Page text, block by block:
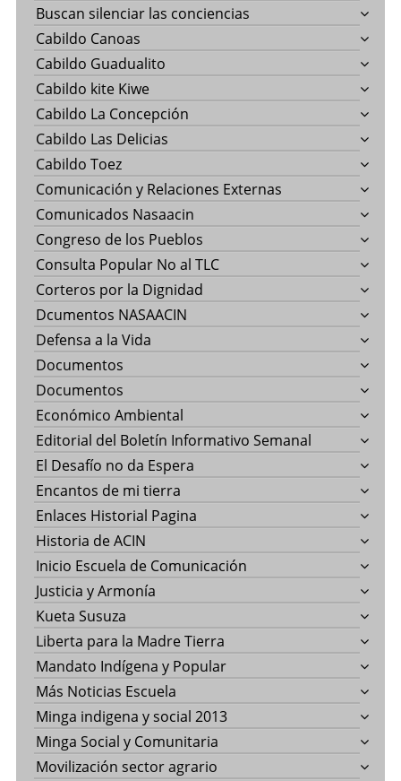
Buscan silenciar las conciencias
Cabildo Canoas
Cabildo Guadualito
Cabildo kite Kiwe
Cabildo La Concepción
Cabildo Las Delicias
Cabildo Toez
Comunicación y Relaciones Externas
Comunicados Nasaacin
Congreso de los Pueblos
Consulta Popular No al TLC
Corteros por la Dignidad
Dcumentos NASAACIN
Defensa a la Vida
Documentos
Documentos
Económico Ambiental
Editorial del Boletín Informativo Semanal
El Desafío no da Espera
Encantos de mi tierra
Enlaces Historial Pagina
Historia de ACIN
Inicio Escuela de Comunicación
Justicia y Armonía
Kueta Susuza
Liberta para la Madre Tierra
Mandato Indígena y Popular
Más Noticias Escuela
Minga indigena y social 2013
Minga Social y Comunitaria
Movilización sector agrario